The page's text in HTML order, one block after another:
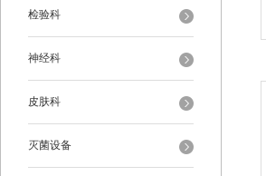
检验科
神经科
皮肤科
灭菌设备